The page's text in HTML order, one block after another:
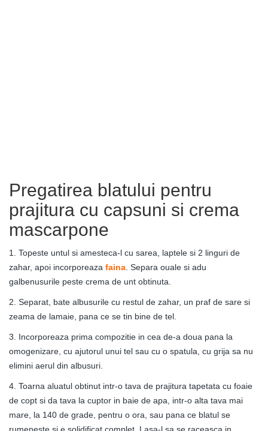
Pregatirea blatului pentru
prajitura cu capsuni si crema
mascarpone
1. Topeste untul si amesteca-l cu sarea, laptele si 2 linguri de
zahar, apoi incorporeaza faina . Separa ouale si adu
galbenusurile peste crema de unt obtinuta.
2. Separat, bate albusurile cu restul de zahar, un praf de sare si
zeama de lamaie, pana ce se tin bine de tel.
3. Incorporeaza prima compozitie in cea de-a doua pana la
omogenizare, cu ajutorul unui tel sau cu o spatula, cu grija sa nu
elimini aerul din albusuri.
4. Toarna aluatul obtinut intr-o tava de prajitura tapetata cu foaie
de copt si da tava la cuptor in baie de apa, intr-o alta tava mai
mare, la 140 de grade, pentru o ora, sau pana ce blatul se